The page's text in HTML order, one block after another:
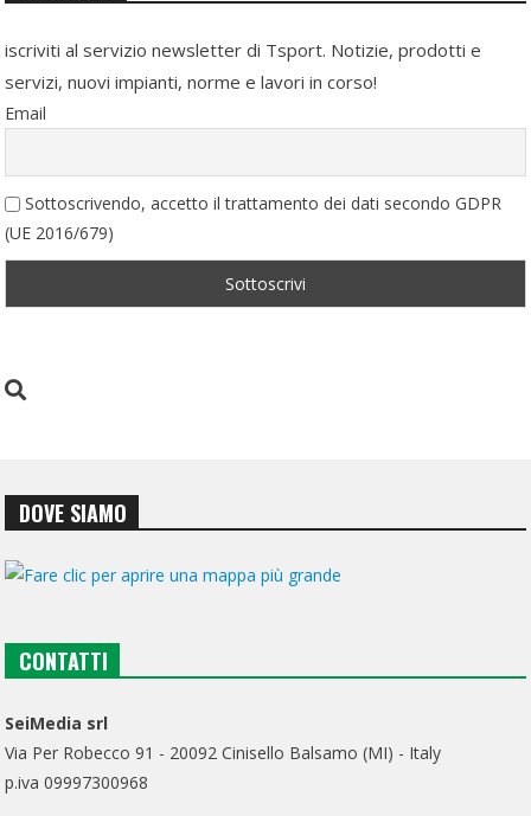
iscriviti al servizio newsletter di Tsport. Notizie, prodotti e
servizi, nuovi impianti, norme e lavori in corso!
Email
Sottoscrivendo, accetto il trattamento dei dati secondo GDPR
(UE 2016/679)
DOVE SIAMO
CONTATTI
SeiMedia srl
Via Per Robecco 91 - 20092 Cinisello Balsamo (MI) - Italy
p.iva 09997300968